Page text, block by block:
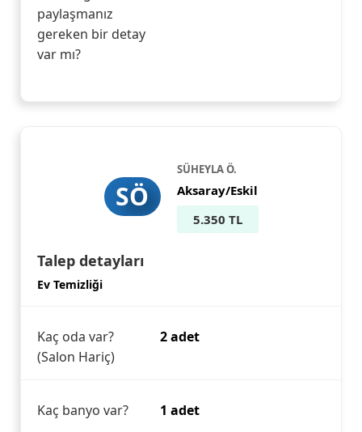
paylaşmanız
gereken bir detay
var mı?
SÖ
SÜHEYLA Ö.
Aksaray/Eskil
5.350 TL
Talep detayları
Ev Temizliği
Kaç oda var?
(Salon Hariç)
2 adet
Kaç banyo var? 1 adet